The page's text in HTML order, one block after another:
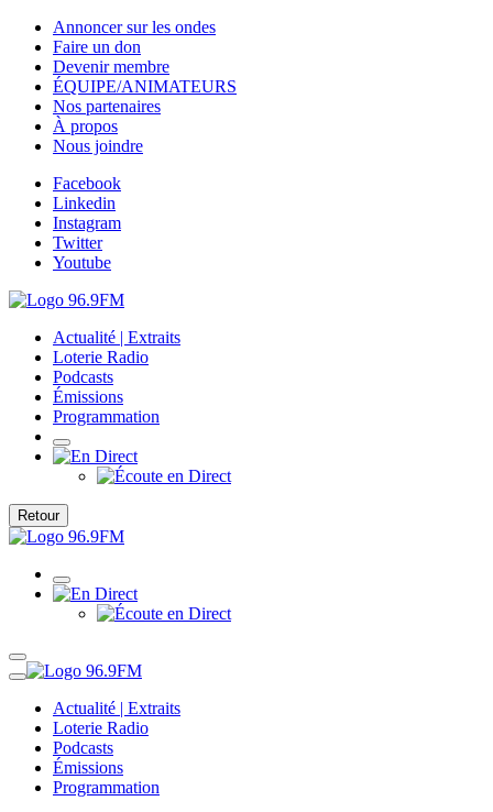
Annoncer sur les ondes
Faire un don
Devenir membre
ÉQUIPE/ANIMATEURS
Nos partenaires
À propos
Nous joindre
Facebook
Linkedin
Instagram
Twitter
Youtube
Actualité | Extraits
Loterie Radio
Podcasts
Émissions
Programmation
Retour
Actualité | Extraits
Loterie Radio
Podcasts
Émissions
Programmation